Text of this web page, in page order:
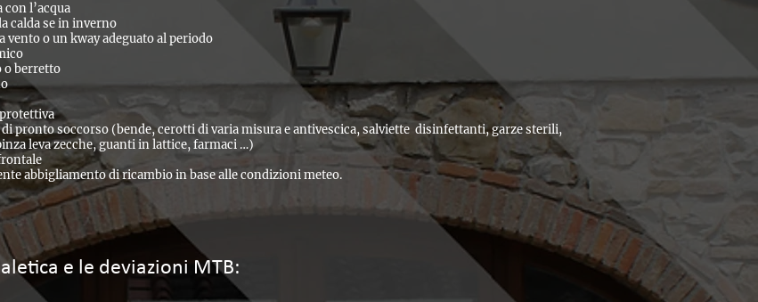
con l’acqua
calda se in inverno
vento o un kway adeguato al periodo
o berretto
pronto soccorso (bende, cerotti di varia misura e antivescica, salviette disinfettanti, garze sterili,
leva zecche, guanti in lattice, farmaci …)
abbigliamento di ricambio in base alle condizioni meteo.
e le deviazioni MTB: